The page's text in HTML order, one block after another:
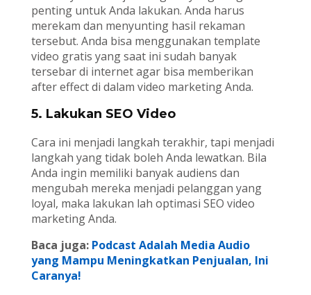
penting untuk Anda lakukan. Anda harus
merekam dan menyunting hasil rekaman
tersebut. Anda bisa menggunakan template
video gratis yang saat ini sudah banyak
tersebar di internet agar bisa memberikan
after effect di dalam video marketing Anda.
5. Lakukan SEO Video
Cara ini menjadi langkah terakhir, tapi menjadi
langkah yang tidak boleh Anda lewatkan. Bila
Anda ingin memiliki banyak audiens dan
mengubah mereka menjadi pelanggan yang
loyal, maka lakukan lah optimasi SEO video
marketing Anda.
Baca juga: Podcast Adalah Media Audio
yang Mampu Meningkatkan Penjualan, Ini
Caranya!